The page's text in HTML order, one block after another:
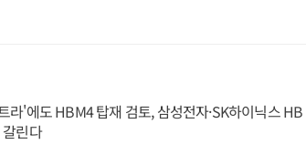
라'에도 HBM4 탑재 검토, 삼성전자·SK하이닉스 HB
린다